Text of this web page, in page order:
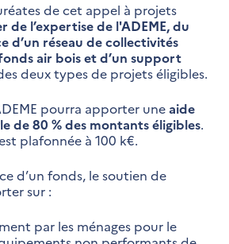
de cet appel à projets
de l’expertise de l'ADEME, du
d’un réseau de collectivités
air bois et d’un support
deux types de projets éligibles.
pourra apporter uneaide
de 80 % des montants éligibles.
plafonnée à 100 k€.
d’un fonds, le soutien de
sur :
par les ménages pour le